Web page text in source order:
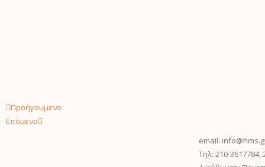
Προήγουμενο
Επόμενο
email:
Τηλ: 210-3617784,